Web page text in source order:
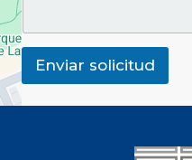
Enviar solicitud